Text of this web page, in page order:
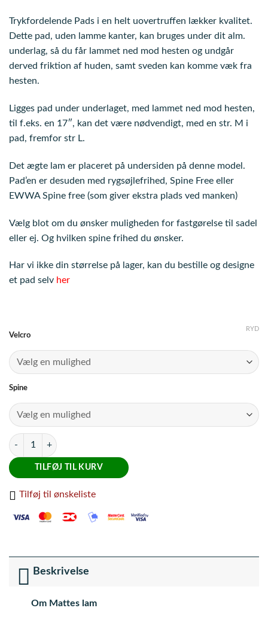
pris
var:
879,00 kr..
pris
er:
629,30 kr..
Trykfordelende Pads i en helt uovertruffen lækker kvalitet.
Dette pad, uden lamme kanter, kan bruges under dit alm.
underlag, så du får lammet ned mod hesten og undgår
derved friktion af huden, samt sveden kan komme væk fra
hesten.
Ligges pad under underlaget, med lammet ned mod hesten,
til f.eks. en 17″, kan det være nødvendigt, med en str. M i
pad, fremfor str L.
Det ægte lam er placeret på undersiden på denne model.
Pad’en er desuden med rygsøjlefrihed, Spine Free eller
EWWA Spine free (som giver ekstra plads ved manken)
Vælg blot om du ønsker muligheden for fastgørelse til sadel
eller ej. Og hvilken spine frihed du ønsker.
Har vi ikke din størrelse på lager, kan du bestille og designe
et pad selv her
Velcro
Spine
RYD
Pads, m. lam under Spring str L antal
TILFØJ TIL KURV
Tilføj til ønskeliste
Beskrivelse
Om Mattes lam